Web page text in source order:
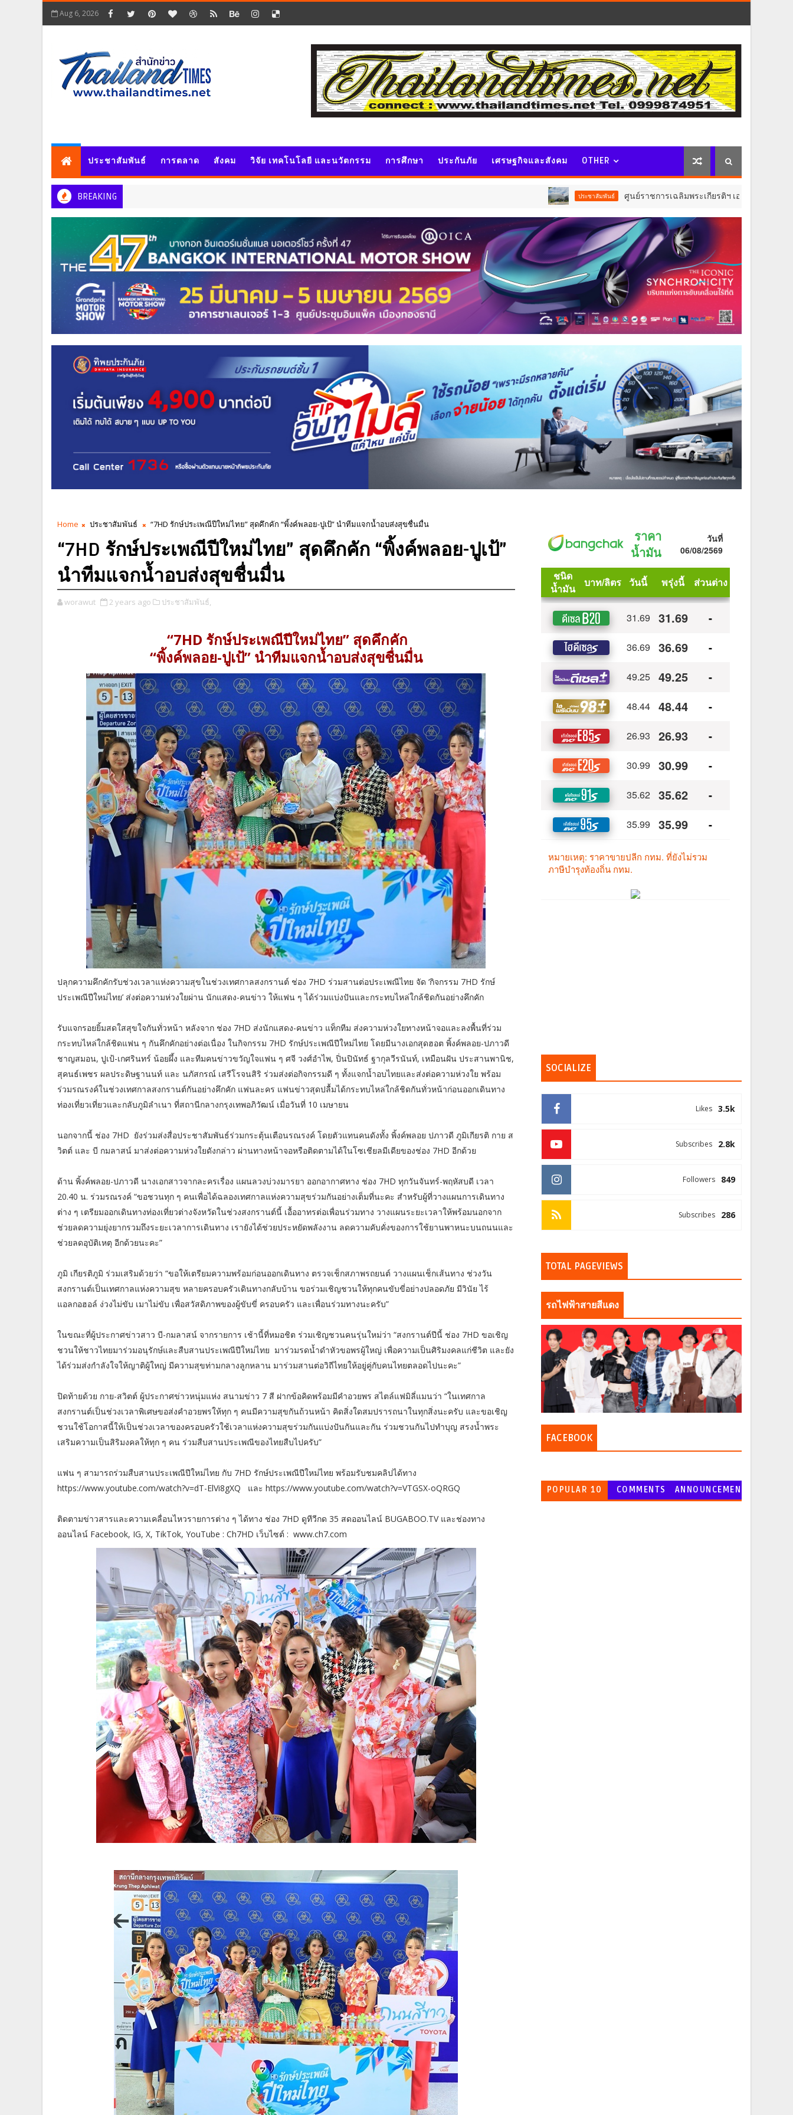
Aug 6, 2026
ประชาสัมพันธ์ การตลาด สังคม วิจัย เทคโนโลยี และนวัตกรรม การศึกษา ประกันภัย เศรษฐกิจและสังคม OTHER
BREAKING ประชาสัมพันธ์ ศูนย์ราชการเฉลิมพระเกียรติฯ เอาใจผู้มาใช้บริการอาคาร C
Home ประชาสัมพันธ์ “7HD รักษ์ประเพณีปีใหม่ไทย” สุดคึกคัก “พิ้งค์พลอย-ปูเป้” นำทีมแจกน้ำอบส่งสุขชื่นมื่น
“7HD รักษ์ประเพณีปีใหม่ไทย” สุดคึกคัก “พิ้งค์พลอย-ปูเป้”
นำทีมแจกน้ำอบส่งสุขชื่นมื่น
worawut 2 years ago ประชาสัมพันธ์,
“7HD รักษ์ประเพณีปีใหม่ไทย” สุดคึกคัก
“พิ้งค์พลอย-ปูเป้” นำทีมแจกน้ำอบส่งสุขชื่นมื่น
ปลุกความคึกคักรับช่วงเวลาแห่งความสุขในช่วงเทศกาลสงกรานต์ ช่อง 7HD ร่วมสานต่อประเพณีไทย จัด ‘กิจกรรม 7HD รักษ์
ประเพณีปีใหม่ไทย’ ส่งต่อความห่วงใยผ่าน นักแสดง-คนข่าว ให้แฟน ๆ ได้ร่วมแบ่งปันและกระทบไหล่ใกล้ชิดกันอย่างคึกคัก
รับแจกรอยยิ้มสดใสสุขใจกันทั่วหน้า หลังจาก ช่อง 7HD ส่งนักแสดง-คนข่าว แท็กทีม ส่งความห่วงใยทางหน้าจอและลงพื้นที่ร่วม
กระทบไหล่ใกล้ชิดแฟน ๆ กันคึกคักอย่างต่อเนื่อง ในกิจกรรม 7HD รักษ์ประเพณีปีใหม่ไทย โดยมีนางเอกสุดฮอต พิ้งค์พลอย-ปภาวดี
ชาญสมอน, ปูเป้-เกศรินทร์ น้อยผึ้ง และทีมคนข่าวขวัญใจแฟน ๆ ศจี วงศ์อำไพ, ปิ่นปินัทธ์ ฐากุลวีรนันท์, เหมือนฝัน ประสานพานิช,
สุคนธ์เพชร ผลประดิษฐานนท์ และ นภัสกรณ์ เสรีโรจนสิริ ร่วมส่งต่อกิจกรรมดี ๆ ทั้งแจกน้ำอบไทยและส่งต่อความห่วงใย พร้อม
ร่วมรณรงค์ในช่วงเทศกาลสงกรานต์กันอย่างคึกคัก แฟนละคร แฟนข่าวสุดปลื้มได้กระทบไหล่ใกล้ชิดกันทั่วหน้าก่อนออกเดินทาง
ท่องเที่ยวเที่ยวและกลับภูมิลำเนา ที่สถานีกลางกรุงเทพอภิวัฒน์ เมื่อวันที่ 10 เมษายน
นอกจากนี้ ช่อง 7HD ยังร่วมส่งสื่อประชาสัมพันธ์ร่วมกระตุ้นเตือนรณรงค์ โดยตัวแทนคนดังทั้ง พิ้งค์พลอย ปภาวดี ภูมิเกียรติ กาย ส
วิตต์ และ บี กมลาสน์ มาส่งต่อความห่วงใยดังกล่าว ผ่านทางหน้าจอหรือติดตามได้ในโซเชียลมีเดียของช่อง 7HD อีกด้วย
ด้าน พิ้งค์พลอย-ปภาวดี นางเอกสาวจากละครเรื่อง แผนลวงบ่วงมารยา ออกอากาศทาง ช่อง 7HD ทุกวันจันทร์-พฤหัสบดี เวลา
20.40 น. ร่วมรณรงค์ “ขอชวนทุก ๆ คนเพื่อได้ฉลองเทศกาลแห่งความสุขร่วมกันอย่างเต็มที่นะคะ สำหรับผู้ที่วางแผนการเดินทาง
ต่าง ๆ เตรียมออกเดินทางท่องเที่ยวต่างจังหวัดในช่วงสงกรานต์นี้ เอื้ออาทรต่อเพื่อนร่วมทาง วางแผนระยะเวลาให้พร้อมนอกจาก
ช่วยลดความยุ่งยากรวมถึงระยะเวลาการเดินทาง เรายังได้ช่วยประหยัดพลังงาน ลดความคับคั่งของการใช้ยานพาหนะบนถนนและ
ช่วยลดอุบัติเหตุ อีกด้วยนะคะ”
ภูมิ เกียรติภูมิ ร่วมเสริมด้วยว่า “ขอให้เตรียมความพร้อมก่อนออกเดินทาง ตรวจเช็กสภาพรถยนต์ วางแผนเช็กเส้นทาง ช่วงวัน
สงกรานต์เป็นเทศกาลแห่งความสุข หลายครอบครัวเดินทางกลับบ้าน ขอร่วมเชิญชวนให้ทุกคนขับขี่อย่างปลอดภัย มีวินัย ไร้
แอลกอฮอล์ ง่วงไม่ขับ เมาไม่ขับ เพื่อสวัสดิภาพของผู้ขับขี่ ครอบครัว และเพื่อนร่วมทางนะครับ”
ในขณะที่ผู้ประกาศข่าวสาว บี-กมลาสน์ จากรายการ เช้านี้ที่หมอชิต ร่วมเชิญชวนคนรุ่นใหม่ว่า “สงกรานต์ปีนี้ ช่อง 7HD ขอเชิญ
ชวนให้ชาวไทยมาร่วมอนุรักษ์และสืบสานประเพณีปีใหม่ไทย มาร่วมรดน้ำดำหัวขอพรผู้ใหญ่ เพื่อความเป็นศิริมงคลแก่ชีวิต และยัง
ได้ร่วมส่งกำลังใจให้ญาติผู้ใหญ่ มีความสุขท่ามกลางลูกหลาน มาร่วมสานต่อวิถีไทยให้อยู่คู่กับคนไทยตลอดไปนะคะ”
ปิดท้ายด้วย กาย-สวิตต์ ผู้ประกาศข่าวหนุ่มแห่ง สนามข่าว 7 สี ฝากข้อคิดพร้อมมีคำอวยพร สไตล์แฟมิลี่แมนว่า “ในเทศกาล
สงกรานต์เป็นช่วงเวลาพิเศษขอส่งคำอวยพรให้ทุก ๆ คนมีความสุขกันถ้วนหน้า คิดสิ่งใดสมปรารถนาในทุกสิ่งนะครับ และขอเชิญ
ชวนใช้โอกาสนี้ให้เป็นช่วงเวลาของครอบครัวใช้เวลาแห่งความสุขร่วมกันแบ่งปันกันและกัน ร่วมชวนกันไปทำบุญ สรงน้ำพระ
เสริมความเป็นสิริมงคลให้ทุก ๆ คน ร่วมสืบสานประเพณีของไทยสืบไปครับ”
แฟน ๆ สามารถร่วมสืบสานประเพณีปีใหม่ไทย กับ 7HD รักษ์ประเพณีปีใหม่ไทย พร้อมรับชมคลิปได้ทาง
https://www.youtube.com/watch?v=dT-ElVi8gXQ และ https://www.youtube.com/watch?v=VTGSX-oQRGQ
ติดตามข่าวสารและความเคลื่อนไหวรายการต่าง ๆ ได้ทาง ช่อง 7HD ดูทีวีกด 35 สดออนไลน์ BUGABOO.TV และช่องทาง
ออนไลน์ Facebook, IG, X, TikTok, YouTube : Ch7HD เว็บไซต์ : www.ch7.com
SOCIALIZE
3.5k
Likes
2.8k
Subscribes
849
Followers
286
Subscribes
TOTAL PAGEVIEWS
รถไฟฟ้าสายสีแดง
FACEBOOK
POPULAR 10 COMMENTS
ANNOUNCEMEN